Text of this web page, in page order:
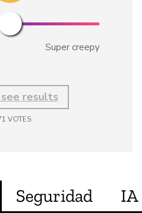
Super creepy
results
VOTES
Seguridad IA